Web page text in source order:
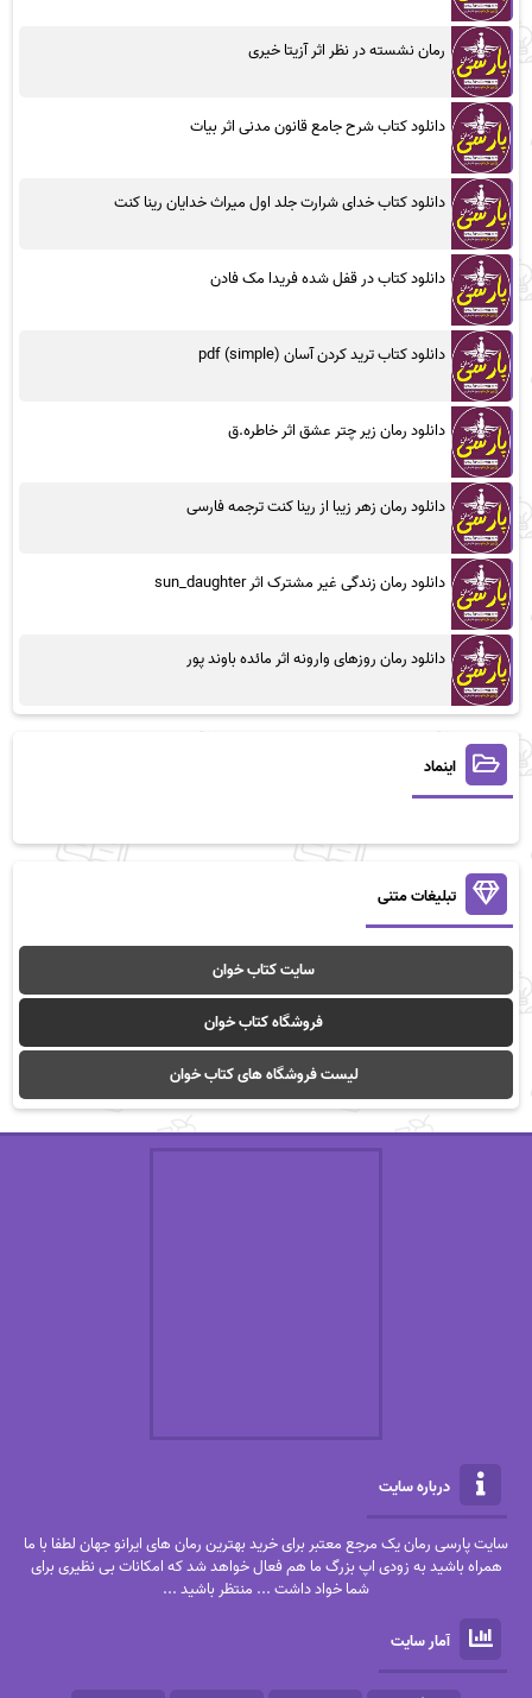
رمان نشسته در نظر اثر آزیتا خیری
دانلود کتاب شرح جامع قانون مدنی اثر بیات
دانلود کتاب خدای شرارت جلد اول میراث خدایان رینا کنت
دانلود کتاب در قفل شده فریدا مک فادن
دانلود کتاب ترید کردن آسان (simple) pdf
دانلود رمان زیر چتر عشق اثر خاطره.ق
دانلود رمان زهر زیبا از رینا کنت ترجمه فارسی
دانلود رمان زندگی غیر مشترک اثر sun_daughter
دانلود رمان روزهای وارونه اثر مائده باوند پور
اینماد
تبلیغات متنی
سایت کتاب خوان
فروشگاه کتاب خوان
لیست فروشگاه های کتاب خوان
درباره سایت
سایت پارسی رمان یک مرجع معتبر برای خرید بهترین رمان های ایرانو جهان لطفا با ما
همراه باشید به زودی اپ بزرگ ما هم فعال خواهد شد که امکانات بی نظیری برای
شما خواد داشت ... منتظر باشید ...
آمار سایت